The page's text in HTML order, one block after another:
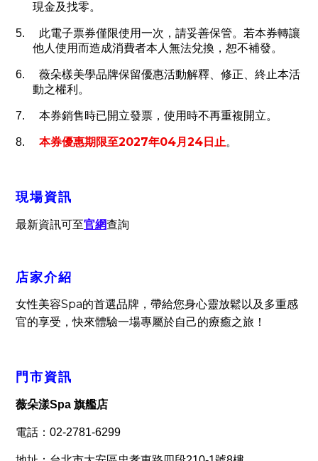
現金及找零。
5.
此電子票券僅限使用一次，請妥善保管。若本券轉讓
他人使用而造成消費者本人無法兌換，恕不補發。
6.
薇朵樣美學品牌保留優惠活動解釋、修正、終止本活
動之權利。
7. 本券銷售時已開立發票，使用時不再重複開立。
8. 本券優惠期限至2027年04月 24 日止。
現場資訊
最新資訊可至官網查詢
店家介紹
女性美容Spa的首選品牌，帶給您身心靈放鬆以及多重感
官的享受，快來體驗一場專屬於自己的療癒之旅！
門市資訊
薇朵漾Spa 旗艦店
電話：02-2781-6299